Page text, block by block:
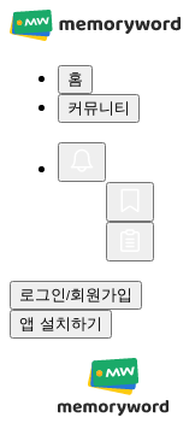
홈
커뮤니티
로그인/회원가입
앱 설치하기